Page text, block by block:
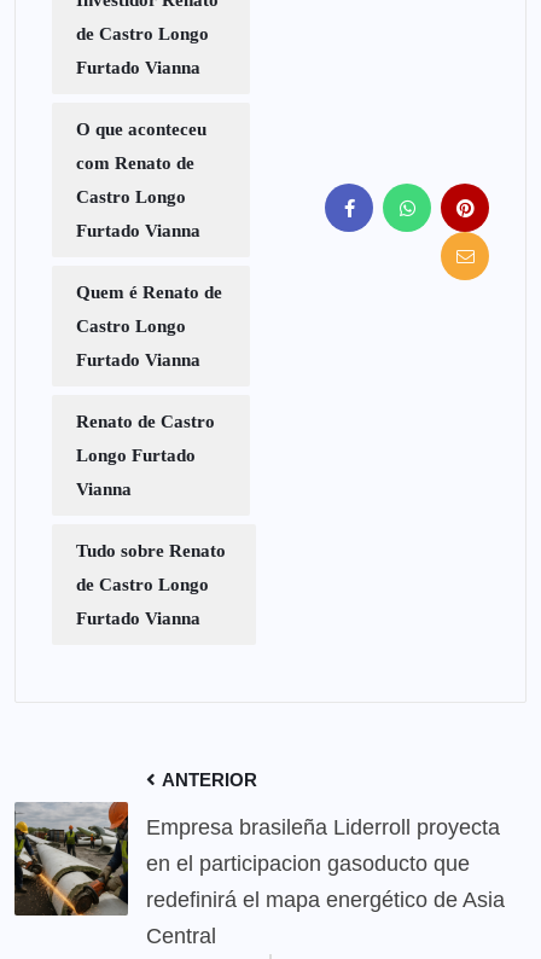
de Castro Longo
Furtado Vianna
O que aconteceu
com Renato de
Castro Longo
Furtado Vianna
Quem é Renato de
Castro Longo
Furtado Vianna
Renato de Castro
Longo Furtado
Vianna
Tudo sobre Renato
de Castro Longo
Furtado Vianna
ANTERIOR
Empresa brasileña Liderroll proyecta
en el participacion gasoducto que
redefinirá el mapa energético de Asia
Central